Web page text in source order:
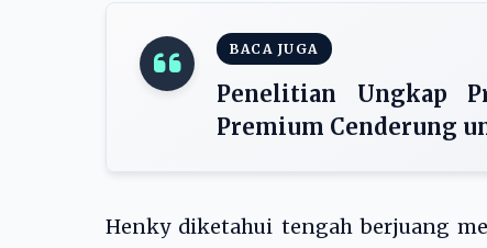
BACA JUGA
Penelitian Ungkap
Premium Cenderung
Henky diketahui tengah berjuang